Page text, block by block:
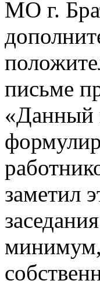
МО г.
письме
«Данный
заметил
минимум,